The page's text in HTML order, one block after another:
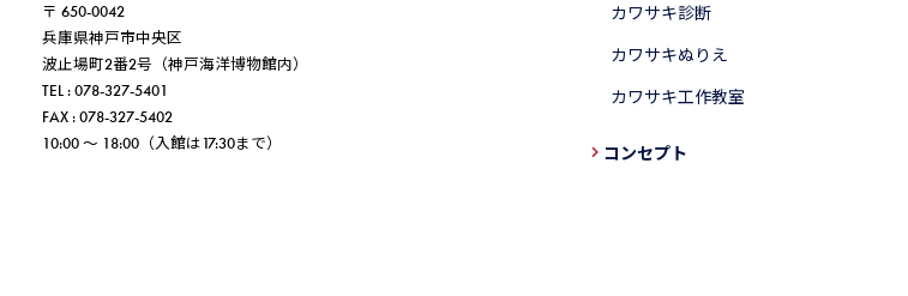
〒 650-0042
兵庫県神戸市中央区
波止場町2番2号（神戸海洋博物館内）
TEL : 078-327-5401
FAX : 078-327-5402
10:00 ～ 18:00（入館は17:30まで）
カワサキ診断
カワサキぬりえ
カワサキ工作教室
コンセプト